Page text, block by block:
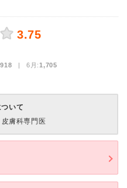
3.75
| 6月:1,705
いて
膚科専門医